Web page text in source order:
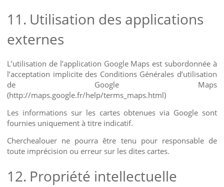
11. Utilisation des applications
externes
L’utilisation de l’application Google Maps est subordonnée à
l’acceptation implicite des Conditions Générales d’utilisation
de Google Maps
(http://maps.google.fr/help/terms_maps.html)
Les informations sur les cartes obtenues via Google sont
fournies uniquement à titre indicatif.
Cherchealouer ne pourra être tenu pour responsable de
toute imprécision ou erreur sur les dites cartes.
12. Propriété intellectuelle